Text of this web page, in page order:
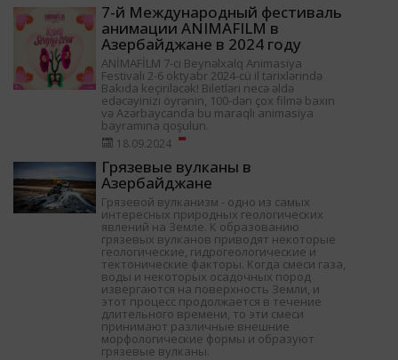
7-й Международный фестиваль
анимации ANIMAFILM в
Азербайджане в 2024 году
ANİMAFİLM 7-ci Beynəlxalq Animasiya
Festivalı 2-6 oktyabr 2024-cü il tarixlərində
Bakıda keçiriləcək! Biletləri necə əldə
edəcəyinizi öyrənin, 100-dən çox filmə baxın
və Azərbaycanda bu maraqlı animasiya
bayramına qoşulun.
18.09.2024
Грязевые вулканы в
Азербайджане
Грязевой вулканизм - одно из самых
интересных природных геологических
явлений на Земле. К образованию
грязевых вулканов приводят некоторые
геологические, гидрогеологические и
тектонические факторы. Когда смеси газа,
воды и некоторых осадочных пород
извергаются на поверхность Земли, и
этот процесс продолжается в течение
длительного времени, то эти смеси
принимают различные внешние
морфологические формы и образуют
грязевые вулканы.